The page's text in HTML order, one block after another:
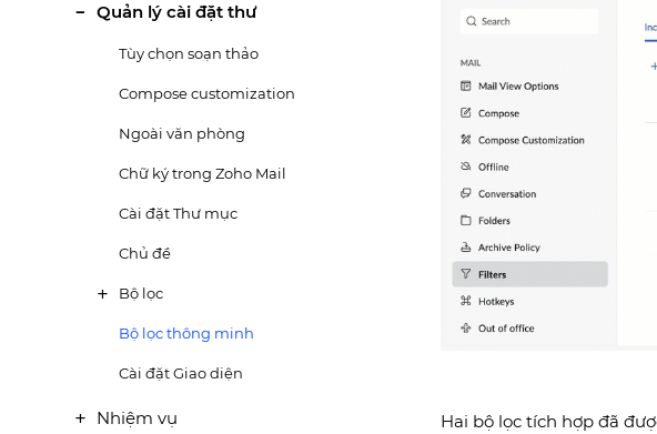
Quản lý cài đặt thư
Tùy chọn soạn thảo
Compose customization
Ngoài văn phòng
Chữ ký trong Zoho Mail
Cài đặt Thư mục
Chủ đề
Bộ lọc
Bộ lọc thông minh
Cài đặt Giao diện
Nhiệm vụ
Hai bộ lọc tích hợp đã